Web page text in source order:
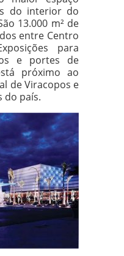
do interior do
13.000 m² de
entre Centro
para
e portes de
próximo ao
de Viracopos e
do país.